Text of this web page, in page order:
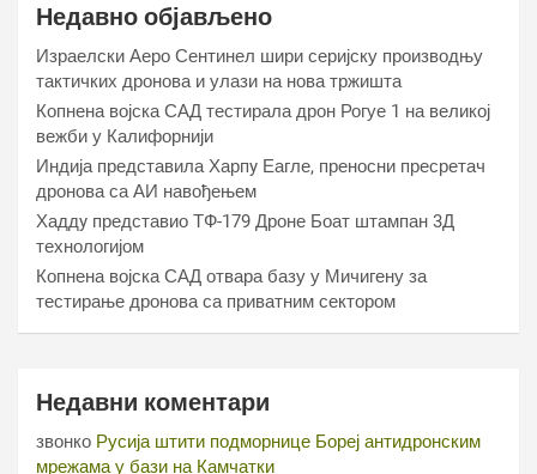
Недавно објављено
Израелски Аеро Сентинел шири серијску производњу
тактичких дронова и улази на нова тржишта
Копнена војска САД тестирала дрон Рогуе 1 на великој
вежби у Калифорнији
Индија представила Харпy Еагле, преносни пресретач
дронова са АИ навођењем
Хаддy представио ТФ-179 Дроне Боат штампан 3Д
технологијом
Копнена војска САД отвара базу у Мичигену за
тестирање дронова са приватним сектором
Недавни коментари
звонко Русија штити подморнице Бореј антидронским
мрежама у бази на Камчатки